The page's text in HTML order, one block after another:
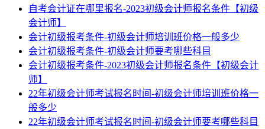
自考会计证在哪里报名-2023初级会计师报名条件【初级
会计师】
会计初级报考条件-初级会计师培训班价格一般多少
会计初级报考条件-初级会计师要考哪些科目
会计初级报考条件-2023初级会计师报名条件【初级会计
师】
22年初级会计师考试报名时间-初级会计师培训班价格一
般多少
22年初级会计师考试报名时间-初级会计师要考哪些科目